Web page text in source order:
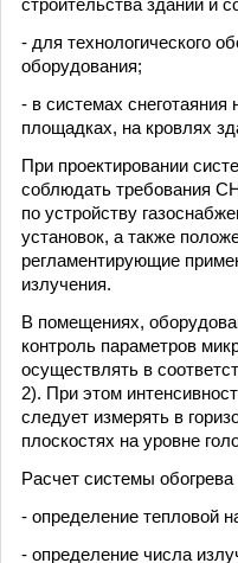
строительства зданий и
- для технологического
оборудования;
- в системах
площадках, на кровлях
При проектировании
соблюдать требования
по устройству
установок, а также
регламентирующие
излучения.
В помещениях,
контроль параметров
осуществлять в
2). При этом
следует измерять в
плоскостях на уровне
Расчет системы
- определение тепловой
- определение числа